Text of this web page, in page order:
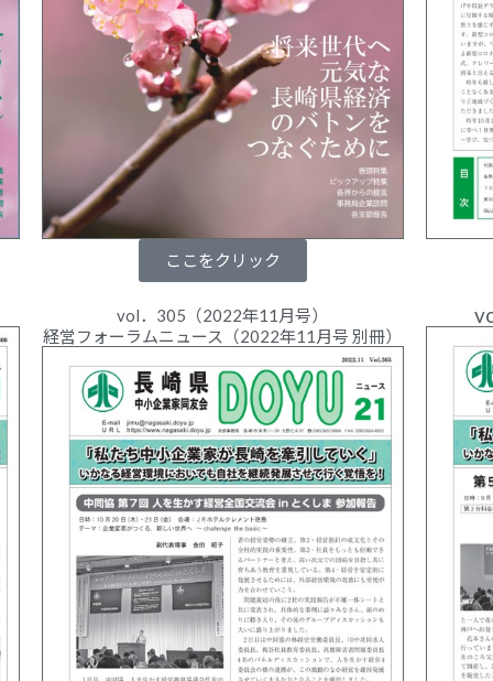
ここをクリック
vol．305（2022年11月号）
経営フォーラムニュース（2022年11月号 別冊）